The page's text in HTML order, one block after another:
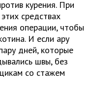
курения. При
средствах
операции, чтобы
И если ару
дней, которые
швы, без
со стажем